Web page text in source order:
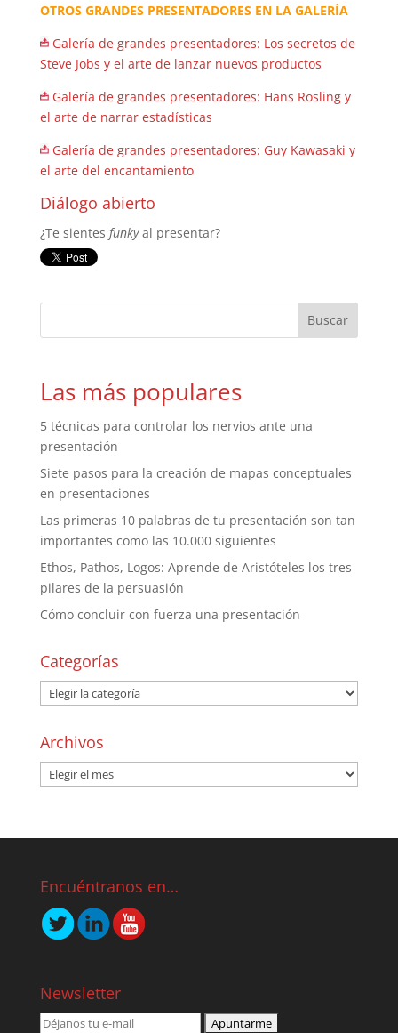
OTROS GRANDES PRESENTADORES EN LA GALERÍA
Galería de grandes presentadores: Los secretos de
Steve Jobs y el arte de lanzar nuevos productos
Galería de grandes presentadores: Hans Rosling y
el arte de narrar estadísticas
Galería de grandes presentadores: Guy Kawasaki y
el arte del encantamiento
Diálogo abierto
¿Te sientes funkyal presentar?
Las más populares
5 técnicas para controlar los nervios ante una
presentación
Siete pasos para la creación de mapas conceptuales
en presentaciones
Las primeras 10 palabras de tu presentación son tan
importantes como las 10.000 siguientes
Ethos, Pathos, Logos: Aprende de Aristóteles los tres
pilares de la persuasión
Cómo concluir con fuerza una presentación
Categorías
Archivos
Encuéntranos en…
Newsletter